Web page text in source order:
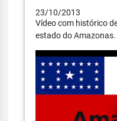
23/10/2013
Vídeo com histórico
estado do Amazonas.